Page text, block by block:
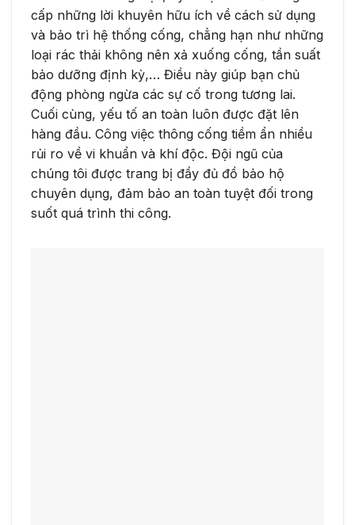
cấp những lời khuyên hữu ích về cách sử dụng
và bảo trì hệ thống cống, chẳng hạn như những
loại rác thải không nên xả xuống cống, tần suất
bảo dưỡng định kỳ,… Điều này giúp bạn chủ
động phòng ngừa các sự cố trong tương lai.
Cuối cùng, yếu tố an toàn luôn được đặt lên
hàng đầu. Công việc thông cống tiềm ẩn nhiều
rủi ro về vi khuẩn và khí độc. Đội ngũ của
chúng tôi được trang bị đầy đủ đồ bảo hộ
chuyên dụng, đảm bảo an toàn tuyệt đối trong
suốt quá trình thi công.